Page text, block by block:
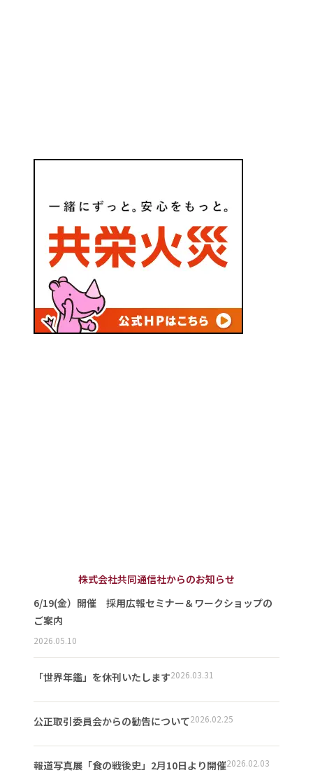
株式会社共同通信社からのお知らせ
6/19(金）開催 採用広報セミナー＆ワークショップの
ご案内
2026.05.10
「世界年鑑」を休刊いたします2026.03.31
公正取引委員会からの勧告について2026.02.25
報道写真展「食の戦後史」2月10日より開催2026.02.03